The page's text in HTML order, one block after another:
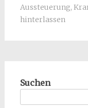
Aussteuerung,
hinterlassen
Suchen